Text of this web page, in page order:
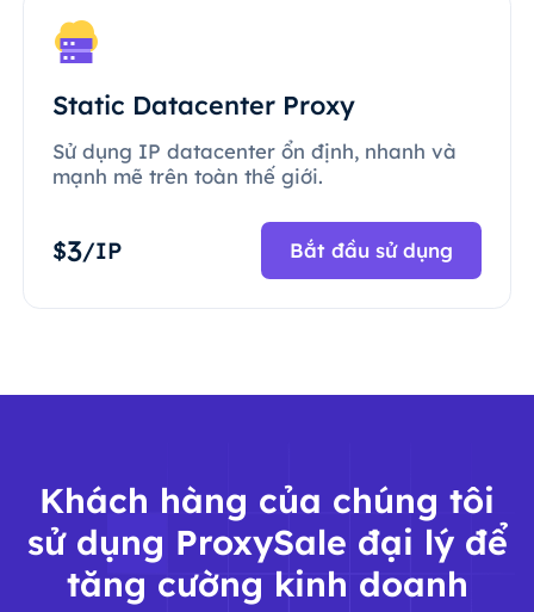
Static Datacenter Proxy
Sử dụng IP datacenter ổn định, nhanh và
mạnh mẽ trên toàn thế giới.
$3/IP Bắt đầu sử dụng
Khách hàng của chúng tôi
sử dụng ProxySale đại lý để
tăng cường kinh doanh